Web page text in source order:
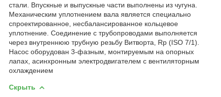
стали. Впускные и выпускные части выполнены из чугуна.
Механическим уплотнением вала является специально
спроектированное, несбалансированное кольцевое
уплотнение. Соединение с трубопроводами выполняется
через внутреннюю трубную резьбу Витворта, Rp (ISO 7/1).
Насос оборудован 3-фазным, монтируемым на опорных
лапах, асинхронным электродвигателем с вентиляторным
охлаждением
Скрыть